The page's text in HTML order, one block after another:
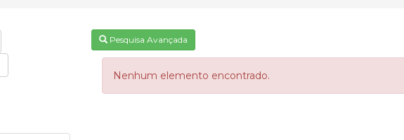
Pesquisa Avançada
Nenhum elemento encontrado.